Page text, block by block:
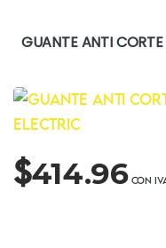
GUANTE ANTI CORTE
$414.96